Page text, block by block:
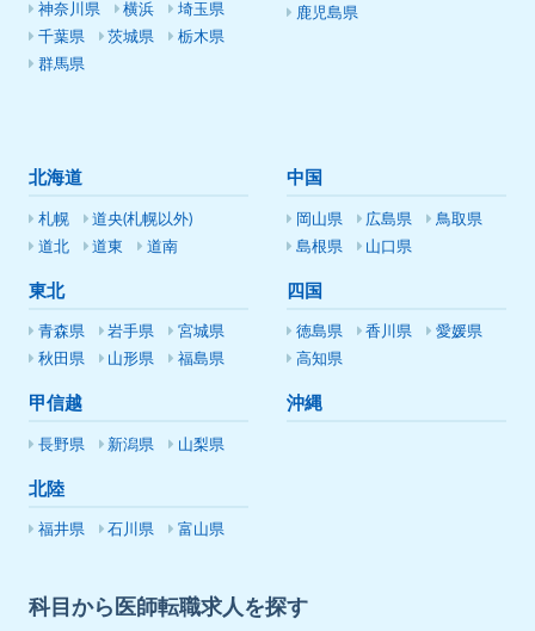
神奈川県 横浜
埼玉県
千葉県
茨城県
栃木県
群馬県
鹿児島県
北海道
札幌
道央(札幌以外)
道北
道東 道南
東北
青森県 岩手県
宮城県
秋田県
山形県 福島県
甲信越
長野県 新潟県 山梨県
北陸
福井県 石川県 富山県
中国
岡山県 広島県
鳥取県
島根県
山口県
四国
徳島県 香川県
愛媛県
高知県
沖縄
科目から医師転職求人を探す